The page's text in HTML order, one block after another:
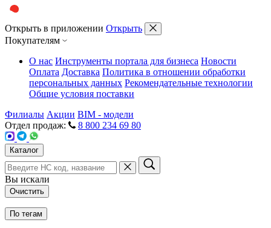
Открыть в приложении Открыть
Покупателям
О нас Инструменты портала для бизнеса Новости
Оплата Доставка Политика в отношении обработки
персональных данных Рекомендательные технологии
Общие условия поставки
Филиалы Акции BIM - модели
Отдел продаж:
8 800 234 69 80
Каталог
Вы искали
Очистить
По тегам